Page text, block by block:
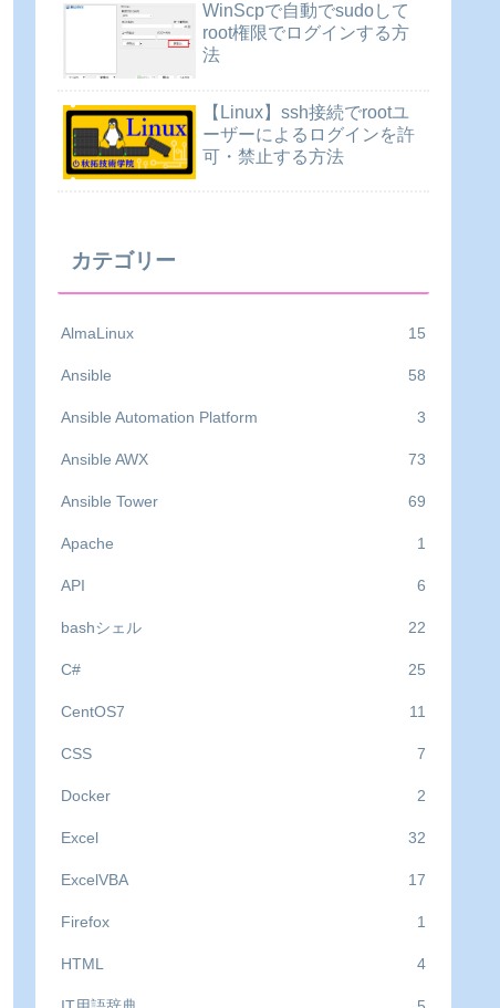
WinScpで自動でsudoして
root権限でログインする方
法
【Linux】ssh接続でrootユ
ーザーによるログインを許
可・禁止する方法
カテゴリー
AlmaLinux 15
Ansible 58
Ansible Automation Platform 3
Ansible AWX 73
Ansible Tower 69
Apache 1
API 6
bashシェル 22
C# 25
CentOS7 11
CSS 7
Docker 2
Excel 32
ExcelVBA 17
Firefox 1
HTML 4